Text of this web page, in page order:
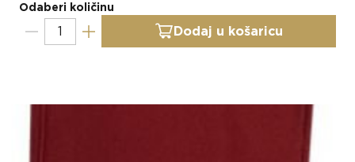
Odaberi količinu
Dodaj u košaricu
Slični proizvodi